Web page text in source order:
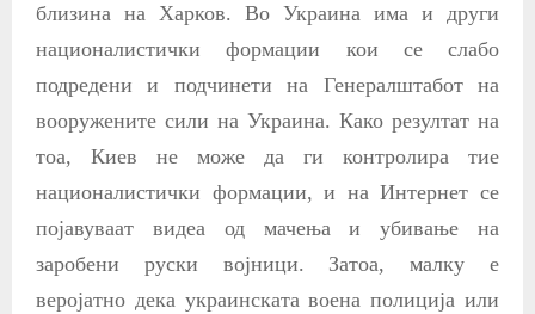
близина на Харков. Во Украина има и други
националистички формации кои се слабо
подредени и подчинети на Генералштабот на
вооружените сили на Украина. Како резултат на
тоа, Киев не може да ги контролира тие
националистички формации, и на Интернет се
појавуваат видеа од мачења и убивање на
заробени руски војници. Затоа, малку е
веројатно дека украинската воена полиција или